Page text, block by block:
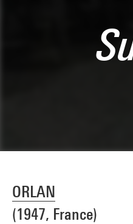
ORLAN
(1947, France)